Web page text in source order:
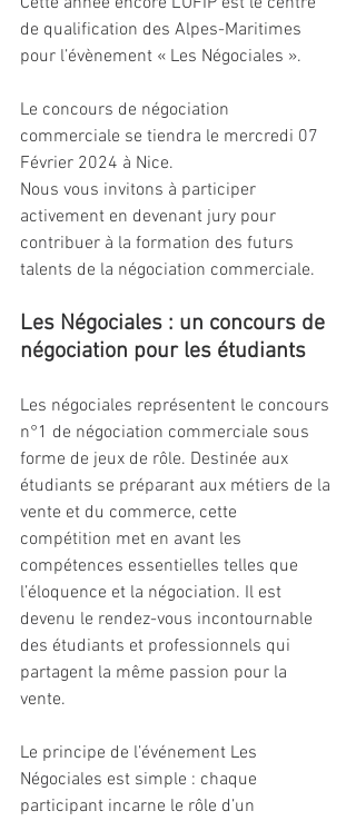
de qualification des Alpes-Maritimes
pour l’évènement « Les Négociales ».
Le concours de négociation
commerciale se tiendra le mercredi 07
Février 2024 à Nice.
Nous vous invitons à participer
activement en devenant jury pour
contribuer à la formation des futurs
talents de la négociation commerciale.
Les Négociales : un concours de
négociation pour les étudiants
Les négociales représentent le concours
n°1 de négociation commerciale sous
forme de jeux de rôle. Destinée aux
étudiants se préparant aux métiers de la
vente et du commerce, cette
compétition met en avant les
compétences essentielles telles que
l’éloquence et la négociation. Il est
devenu le rendez-vous incontournable
des étudiants et professionnels qui
partagent la même passion pour la
vente.
Le principe de l’événement Les
Négociales est simple : chaque
participant incarne le rôle d’un